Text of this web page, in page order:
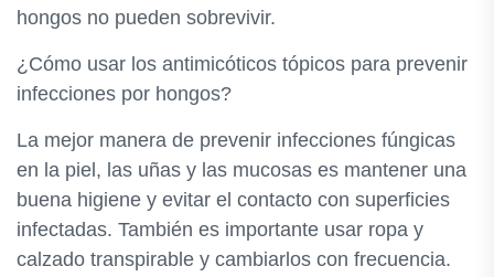
hongos no pueden sobrevivir.
¿Cómo usar los antimicóticos tópicos para prevenir
infecciones por hongos?
La mejor manera de prevenir infecciones fúngicas
en la piel, las uñas y las mucosas es mantener una
buena higiene y evitar el contacto con superficies
infectadas. También es importante usar ropa y
calzado transpirable y cambiarlos con frecuencia.